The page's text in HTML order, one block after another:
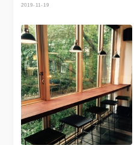
2019-11-19